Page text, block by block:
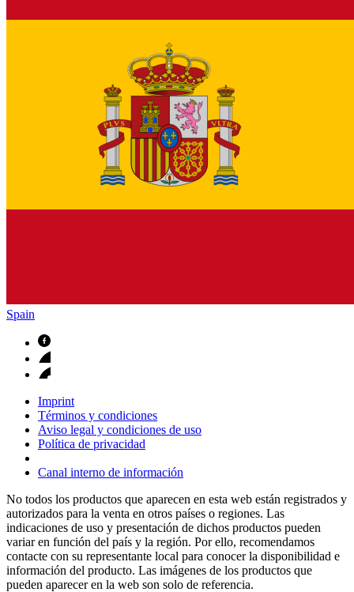
Spain
Imprint
Términos y condiciones
Aviso legal y condiciones de uso
Política de privacidad
Canal interno de información
No todos los productos que aparecen en esta web están registrados y
autorizados para la venta en otros países o regiones. Las
indicaciones de uso y presentación de dichos productos pueden
variar en función del país y la región. Por ello, recomendamos
contacte con su representante local para conocer la disponibilidad e
información del producto. Las imágenes de los productos que
pueden aparecer en la web son solo de referencia.